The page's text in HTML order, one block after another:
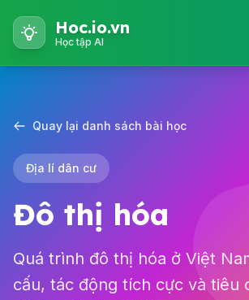
Hoc.io.vn
Học tập AI
Quay lại danh sách bài học
Địa lí dân cư
Đô thị hóa
Quá trình đô thị hóa ở Việt
cấu, tác động tích cực và tiêu